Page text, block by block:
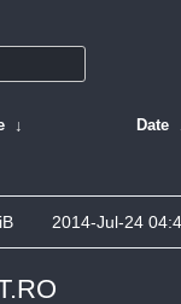
↓ Date
2014-Jul-24